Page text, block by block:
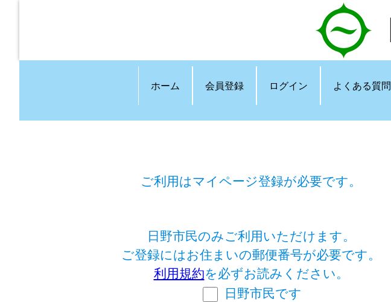
ホーム 会員登録 ログイン よくある質問
ご利用はマイページ登録が必要です。
日野市民のみご利用いただけます。
ご登録にはお住まいの郵便番号が必要です。
利用規約を必ずお読みください。
日野市民です